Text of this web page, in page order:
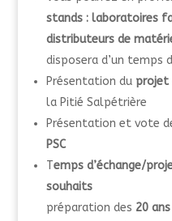
stands : laboratoires
distributeurs de
disposera d’un temps
Présentation du projet
la Pitié Salpétrière
Présentation et vote
PSC
Temps d’échange/
souhaits
préparation des 20